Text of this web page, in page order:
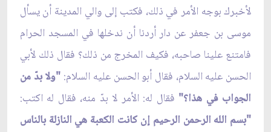
لأخبرك بوجه الأمر في ذلك، فكتب إلى والي المدينة أن يسأل
موسى بن جعفر عن دار أردنا أن ندخلها في المسجد الحرام
فامتنع علينا صاحبه، فكيف المخرج من ذلك؟ فقال ذلك لأبي
الحسن عليه السلام، فقال أبو الحسن عليه السلام: "ولا بدّ من
الجواب في هذا؟" فقال له: الأمر لا بدّ منه، فقال له اكتب:
"بسم الله الرحمن الرحيم إن كانت الكعبة هي النازلة بالناس